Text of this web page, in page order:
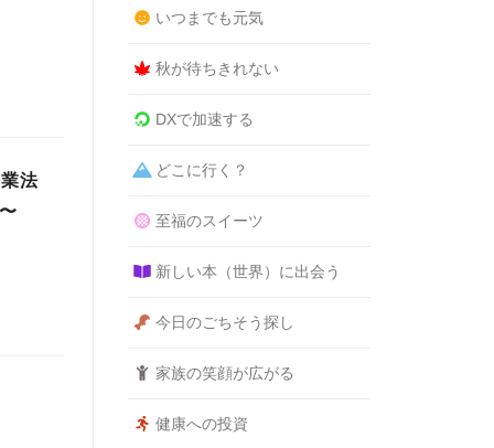
法
いつまでも元気
秋が待ちきれない
DXで加速する
どこに行く？
至福のスイーツ
新しい本（世界）に出会う
今日のごちそう探し
家族の笑顔が広がる
健康への投資